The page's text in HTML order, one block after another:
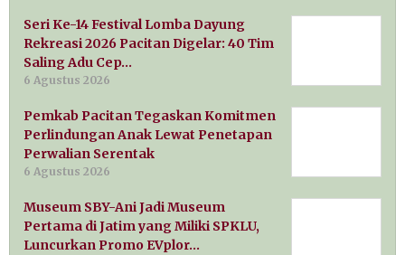
Seri Ke-14 Festival Lomba Dayung
Rekreasi 2026 Pacitan Digelar: 40 Tim
Saling Adu Cep…
6 Agustus 2026
Pemkab Pacitan Tegaskan Komitmen
Perlindungan Anak Lewat Penetapan
Perwalian Serentak
6 Agustus 2026
Museum SBY-Ani Jadi Museum
Pertama di Jatim yang Miliki SPKLU,
Luncurkan Promo EVplor…